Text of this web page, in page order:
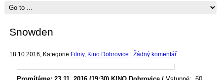
Snowden
18.10.2016, Kategorie Filmy, Kino Dobrovice Žádný komentář